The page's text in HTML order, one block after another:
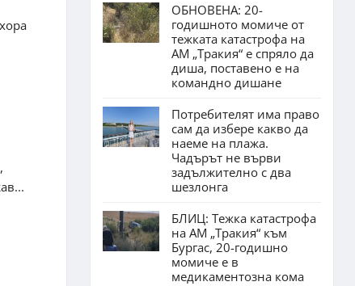
ОБНОВЕНА: 20-
годишното момиче от
тежката катастрофа на
АМ „Тракия“ е спряло да
диша, поставено е на
командно дишане
Потребителят има право
сам да избере какво да
наеме на плажа.
Чадърът не върви
задължително с два
шезлонга
БЛИЦ: Тежка катастрофа
на АМ „Тракия“ към
Бургас, 20-годишно
момиче е в
медикаментозна кома